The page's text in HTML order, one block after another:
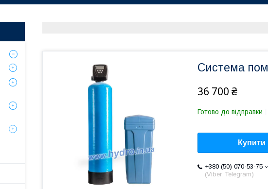
Система
36 700 ₴
Готово до відправки
Купити
+380 (50) 070-53-75
(Viber, Telegram)